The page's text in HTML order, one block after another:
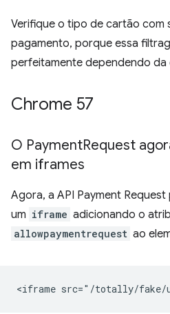
Verifique o tipo de cartão com
pagamento, porque essa
perfeitamente dependendo da
Chrome 57
O PaymentRequest
em iframes
Agora, a API Payment
um iframe adicionando o
allowpaymentrequest ao